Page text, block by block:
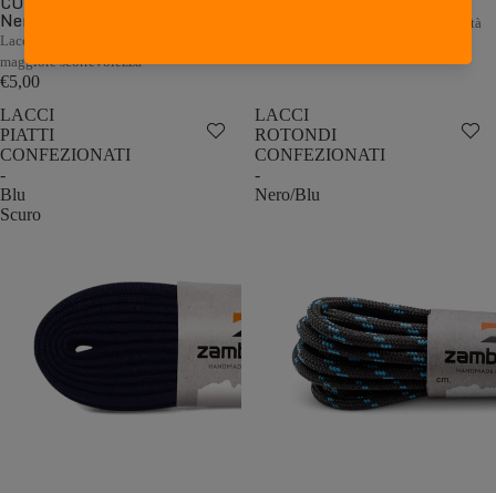
Nero/Piombo/Cromo
Lacci rotondi di qualità per una
maggiore scorrevolezza
€5,00
Lacci piatti di ricambio di alta qualità
LACCI
PIATTI
CONFEZIONATI
-
Blu
Scuro
LACCI
ROTONDI
CONFEZIONATI
-
Nero/Blu